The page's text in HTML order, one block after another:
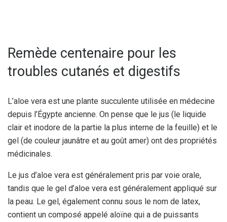
Remède centenaire pour les
troubles cutanés et digestifs
L’aloe vera est une plante succulente utilisée en médecine
depuis l’Égypte ancienne. On pense que le jus (le liquide
clair et inodore de la partie la plus interne de la feuille) et le
gel (de couleur jaunâtre et au goût amer) ont des propriétés
médicinales.
Le jus d’aloe vera est généralement pris par voie orale,
tandis que le gel d’aloe vera est généralement appliqué sur
la peau. Le gel, également connu sous le nom de latex,
contient un composé appelé aloïne qui a de puissants